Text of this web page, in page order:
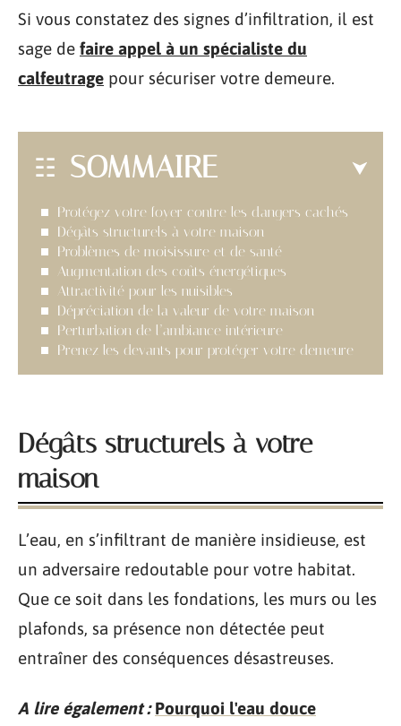
Si vous constatez des signes d’infiltration, il est
sage de faire appel à un spécialiste du
calfeutrage pour sécuriser votre demeure.
SOMMAIRE
Protégez votre foyer contre les dangers cachés
Dégâts structurels à votre maison
Problèmes de moisissure et de santé
Augmentation des coûts énergétiques
Attractivité pour les nuisibles
Dépréciation de la valeur de votre maison
Perturbation de l’ambiance intérieure
Prenez les devants pour protéger votre demeure
Dégâts structurels à votre
maison
L’eau, en s’infiltrant de manière insidieuse, est
un adversaire redoutable pour votre habitat.
Que ce soit dans les fondations, les murs ou les
plafonds, sa présence non détectée peut
entraîner des conséquences désastreuses.
A lire également : Pourquoi l'eau douce